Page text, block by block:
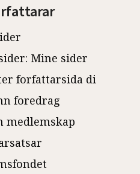
Mine sider
forfattarsida di
foredrag
medlemskap